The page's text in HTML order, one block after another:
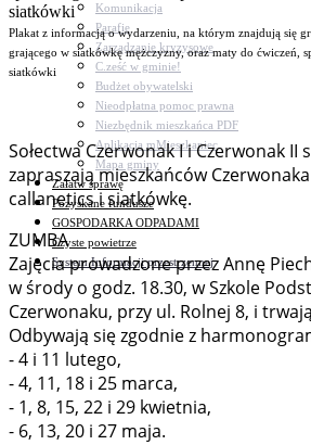
Komunikacja
Parafie
Zarządzanie kryzysowe
C.ześć w gminie!
Budżet obywatelski
Nieodpłatna pomoc prawna
Niezbędnik mieszkańca PDF
Aplikacja mMieszkaniec
Mapa gminy
Załatw sprawę
Pozyskane fundusze
GOSPODARKA ODPADAMI
Czyste powietrze
System Informacji przestrzennej
Plakat z informacją o wydarzeniu, na którym znajdują się
grającego w siatkówkę mężczyzny, oraz maty do ćwiczeń,
siatkówki
Sołectwa Czerwonak I i Czerwonak II
zapraszają mieszkańców
callanetics i siatkówkę.
ZUMBA
Zajęcia prowadzone przez Annę
w środy o godz. 18.30, w Szkole
Czerwonaku, przy ul. Rolnej 8, i
Odbywają się zgodnie z
- 4 i 11 lutego,
- 4, 11, 18 i 25 marca,
- 1, 8, 15, 22 i 29 kwietnia,
- 6, 13, 20 i 27 maja.